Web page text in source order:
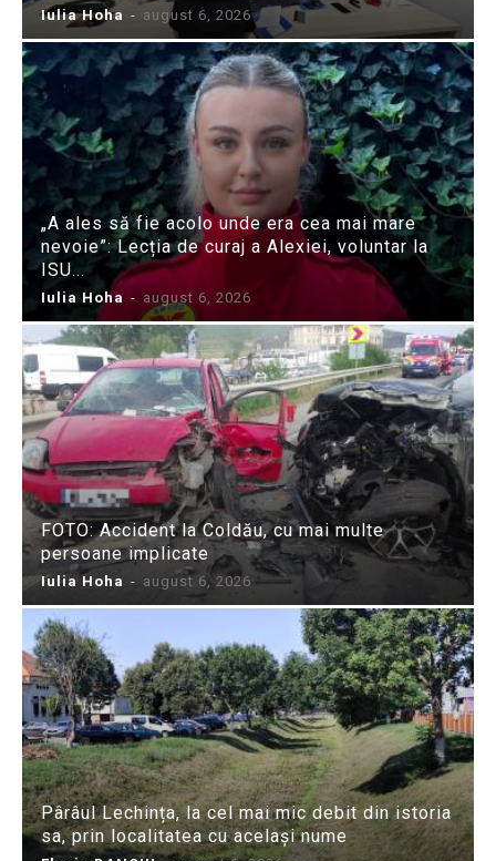
Iulia Hoha - august 6, 2026
„A ales să fie acolo unde era cea mai mare
nevoie”: Lecția de curaj a Alexiei, voluntar la
ISU...
Iulia Hoha - august 6, 2026
FOTO: Accident la Coldău, cu mai multe
persoane implicate
Iulia Hoha - august 6, 2026
Pârâul Lechința, la cel mai mic debit din istoria
sa, prin localitatea cu același nume